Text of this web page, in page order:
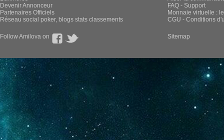
Devenir Annonceur
Partenaires Officiels
Réseau social poker, blogs stats classements
FAQ - Support
Monnaie virtuelle :
CGU - Conditions
Follow Amilova on Sitemap